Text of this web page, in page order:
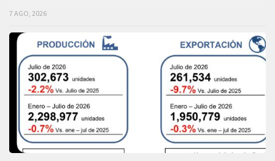
7 AGO, 2026